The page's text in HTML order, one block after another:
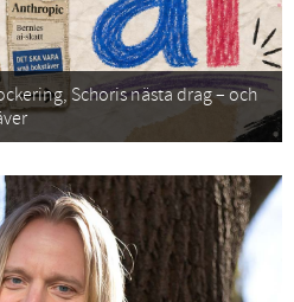
Schoris nästa drag – och